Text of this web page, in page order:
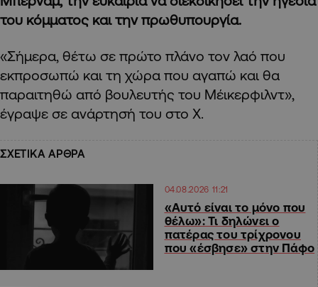
του κόμματος και την πρωθυπουργία.
«Σήμερα, θέτω σε πρώτο πλάνο τον λαό που
εκπροσωπώ και τη χώρα που αγαπώ και θα
παραιτηθώ από βουλευτής του Μέικερφιλντ»,
έγραψε σε ανάρτησή του στο Χ.
ΣΧΕΤΙΚΑ ΑΡΘΡΑ
04.08.2026 11:21
«Αυτό είναι το μόνο που
θέλω»: Τι δηλώνει ο
πατέρας του τρίχρονου
που «έσβησε» στην Πάφο